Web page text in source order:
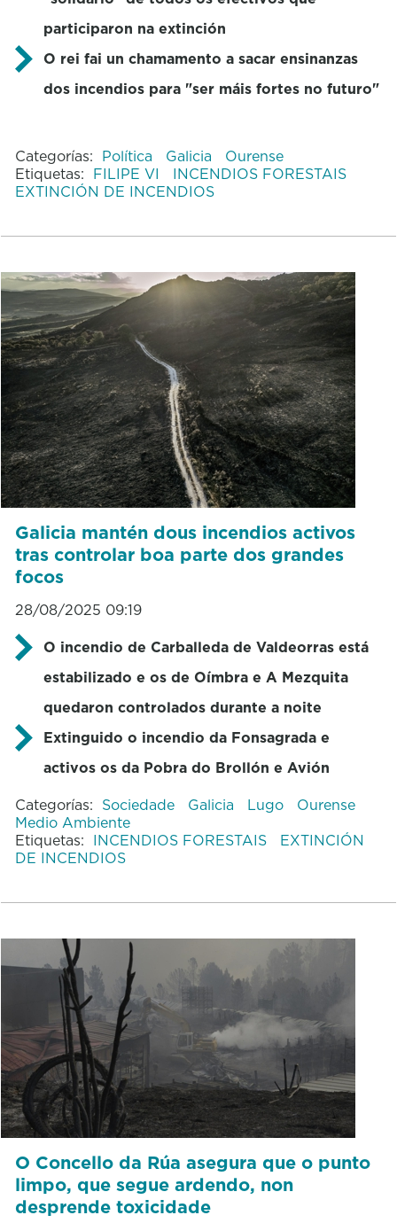
participaron na extinción
O rei fai un chamamento a sacar ensinanzas
dos incendios para "ser máis fortes no futuro"
Categorías: Política Galicia
Ourense
Etiquetas: FILIPE VI
INCENDIOS FORESTAIS
EXTINCIÓN DE INCENDIOS
Galicia mantén dous incendios activos
tras controlar boa parte dos grandes
focos
28/08/2025 09:19
O incendio de Carballeda de Valdeorras está
estabilizado e os de Oímbra e A Mezquita
quedaron controlados durante a noite
Extinguido o incendio da Fonsagrada e
activos os da Pobra do Brollón e Avión
Categorías: Sociedade Galicia Lugo
Ourense
Medio Ambiente
Etiquetas: INCENDIOS FORESTAIS
EXTINCIÓN
DE INCENDIOS
O Concello da Rúa asegura que o punto
limpo, que segue ardendo, non
desprende toxicidade